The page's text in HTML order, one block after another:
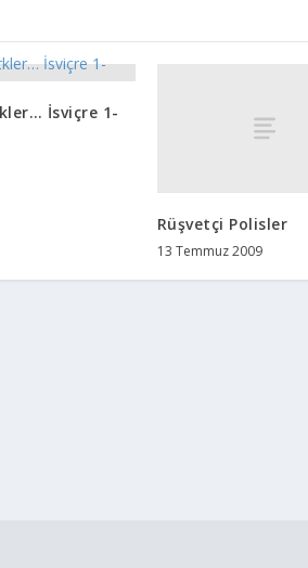
İsviçre 1-
Rüşvetçi Polisler
13 Temmuz 2009